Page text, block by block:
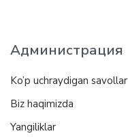
Администрация
Ko’p uchraydigan savollar
Biz haqimizda
Yangiliklar